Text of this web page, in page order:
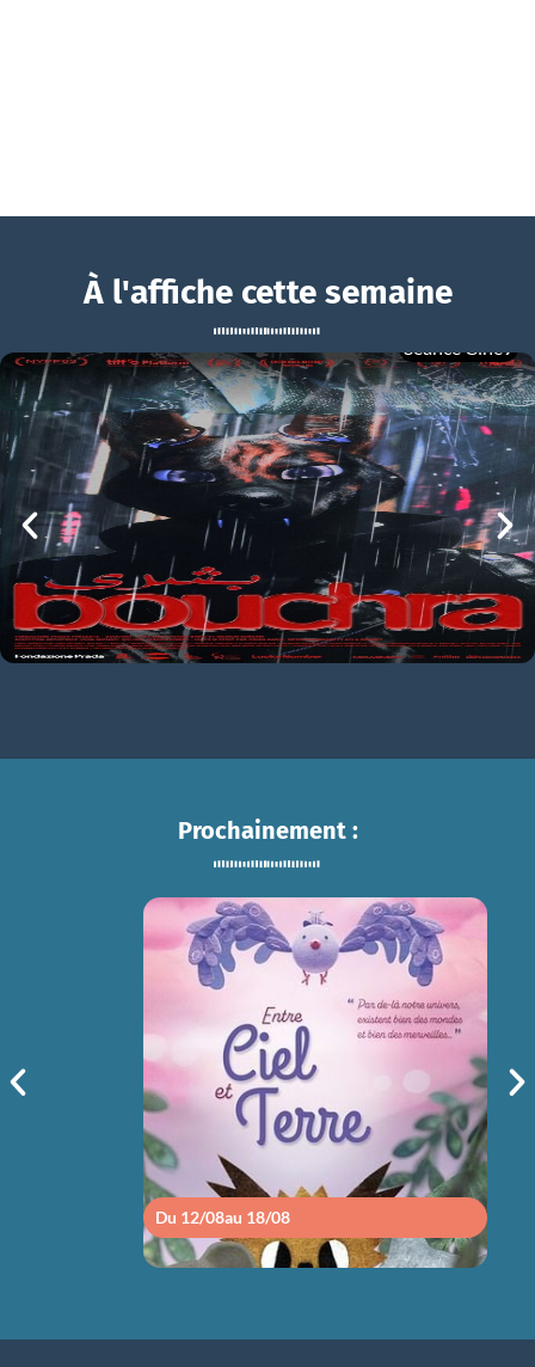
L’Étranger
L’Étranger Bande-annonce VF
À l'affiche cette semaine
BOUCHRA
mer 05/08
21h00
Prochainement :
Du 12/08au 18/08
ENTRE CIEL ET TERRE
sam 15/08
14h30